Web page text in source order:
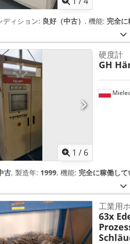
ディション: 良好（中古） , 機能: 完全
1 / 6
硬度計
GH
古, 製造年: 1999, 機能: 完全に稼働し
工業用
63x